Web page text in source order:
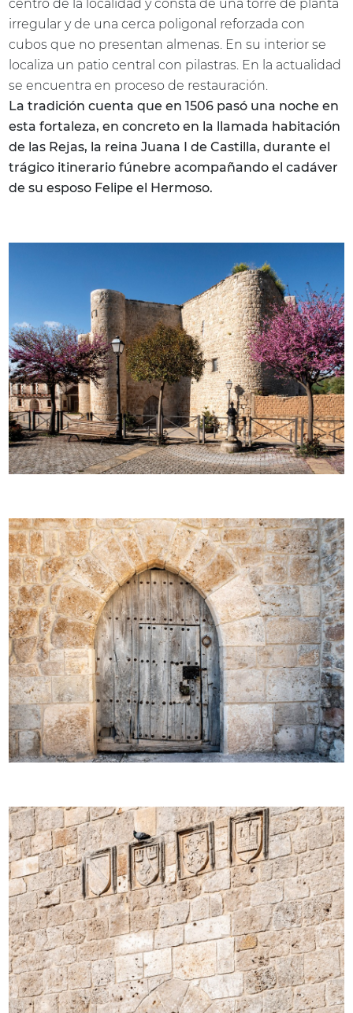
centro de la localidad y consta de una torre de planta
irregular y de una cerca poligonal reforzada con
cubos que no presentan almenas. En su interior se
localiza un patio central con pilastras. En la actualidad
se encuentra en proceso de restauración.
La tradición cuenta que en 1506 pasó una noche en
esta fortaleza, en concreto en la llamada habitación
de las Rejas, la reina Juana I de Castilla, durante el
trágico itinerario fúnebre acompañando el cadáver
de su esposo Felipe el Hermoso.